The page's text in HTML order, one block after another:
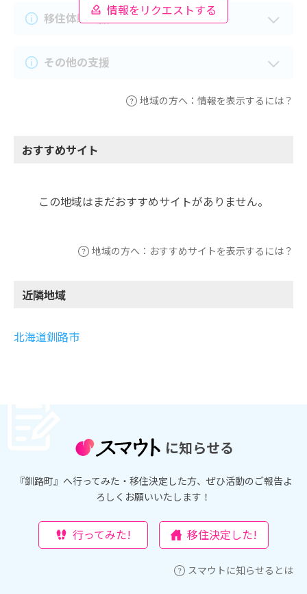
情報をリクエストする
移住体験支援
その他の支援
地域の方へ：情報を表示するには？
おすすめサイト
この地域はまだおすすめサイトがありません。
地域の方へ：おすすめサイトを表示するには？
近隣地域
北海道釧路市
に知らせる
『釧路町』へ行ってみた・移住決定した方、ぜひ活動のご報告よ
ろしくお願いいたします！
行ってみた! 移住決定した!
スマウトに知らせるとは